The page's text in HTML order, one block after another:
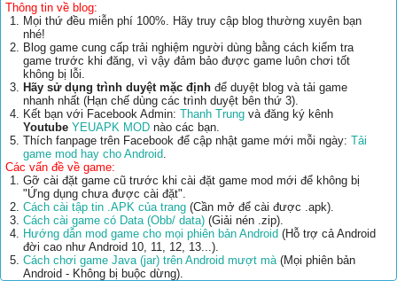
Thông tin về blog:
Mọi thứ đều miễn phí 100%. Hãy truy cập blog thường xuyên bạn
nhé!
Blog game cung cấp trải nghiệm người dùng bằng cách kiểm tra
game trước khi đăng, vì vậy đảm bảo được game luôn chơi tốt
không bị lỗi.
Hãy sử dụng trình duyệt mặc định để duyệt blog và tải game
nhanh nhất (Hạn chế dùng các trình duyệt bên thứ 3).
Kết bạn với Facebook Admin: Thanh Trung và đăng ký kênh
Youtube YEUAPK MOD nào các bạn.
Thích fanpage trên Facebook để cập nhật game mới mỗi ngày: Tải
game mod hay cho Android.
Các vấn đề về game:
Gỡ cài đặt game cũ trước khi cài đặt game mod mới để không bị
"Ứng dụng chưa được cài đặt".
Cách cài tập tin .APK của trang (Cần mở để cài được .apk).
Cách cài game có Data (Obb/ data) (Giải nén .zip).
Hướng dẫn mod game cho mọi phiên bản Android (Hỗ trợ cả Android
đời cao như Android 10, 11, 12, 13...).
Cách chơi game Java (jar) trên Android mượt mà(Mọi phiên bản
Android - Không bị buộc dừng).